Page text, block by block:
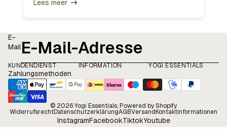
Lees meer
E-
Mail
KUNDENDIENST INFORMATION YOGI ESSENTIALS
Zahlungsmethoden
© 2026Yogi Essentials, Powered by Shopify
WiderrufsrechtDatenschutzerklärungAGBVersandKontaktinformationen
InstagramFacebookTiktokYoutube